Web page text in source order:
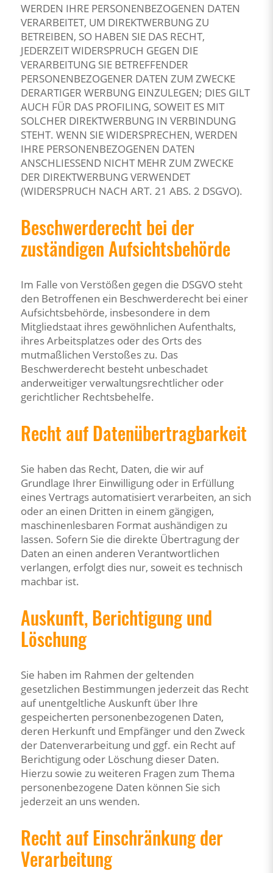
WERDEN IHRE PERSONENBEZOGENEN DATEN
VERARBEITET, UM DIREKTWERBUNG ZU
BETREIBEN, SO HABEN SIE DAS RECHT,
JEDERZEIT WIDERSPRUCH GEGEN DIE
VERARBEITUNG SIE BETREFFENDER
PERSONENBEZOGENER DATEN ZUM ZWECKE
DERARTIGER WERBUNG EINZULEGEN; DIES GILT
AUCH FÜR DAS PROFILING, SOWEIT ES MIT
SOLCHER DIREKTWERBUNG IN VERBINDUNG
STEHT. WENN SIE WIDERSPRECHEN, WERDEN
IHRE PERSONENBEZOGENEN DATEN
ANSCHLIESSEND NICHT MEHR ZUM ZWECKE
DER DIREKTWERBUNG VERWENDET
(WIDERSPRUCH NACH ART. 21 ABS. 2 DSGVO).
Beschwerde­recht bei der
zuständigen Aufsichts­behörde
Im Falle von Verstößen gegen die DSGVO steht
den Betroffenen ein Beschwerderecht bei einer
Aufsichtsbehörde, insbesondere in dem
Mitgliedstaat ihres gewöhnlichen Aufenthalts,
ihres Arbeitsplatzes oder des Orts des
mutmaßlichen Verstoßes zu. Das
Beschwerderecht besteht unbeschadet
anderweitiger verwaltungsrechtlicher oder
gerichtlicher Rechtsbehelfe.
Recht auf Daten­übertrag­barkeit
Sie haben das Recht, Daten, die wir auf
Grundlage Ihrer Einwilligung oder in Erfüllung
eines Vertrags automatisiert verarbeiten, an sich
oder an einen Dritten in einem gängigen,
maschinenlesbaren Format aushändigen zu
lassen. Sofern Sie die direkte Übertragung der
Daten an einen anderen Verantwortlichen
verlangen, erfolgt dies nur, soweit es technisch
machbar ist.
Auskunft, Berichtigung und
Löschung
Sie haben im Rahmen der geltenden
gesetzlichen Bestimmungen jederzeit das Recht
auf unentgeltliche Auskunft über Ihre
gespeicherten personenbezogenen Daten,
deren Herkunft und Empfänger und den Zweck
der Datenverarbeitung und ggf. ein Recht auf
Berichtigung oder Löschung dieser Daten.
Hierzu sowie zu weiteren Fragen zum Thema
personenbezogene Daten können Sie sich
jederzeit an uns wenden.
Recht auf Einschränkung der
Verarbeitung